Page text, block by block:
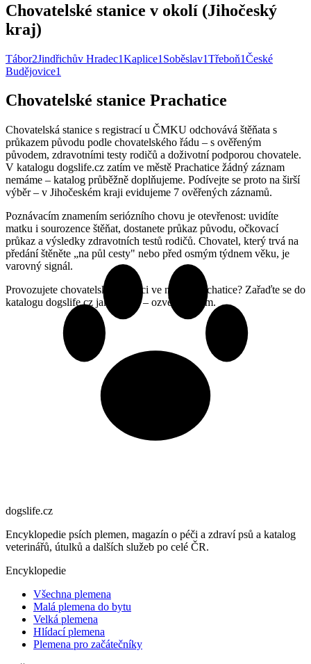
Chovatelské stanice v okolí (Jihočeský
kraj)
Tábor2Jindřichův Hradec1Kaplice1 Soběslav1Třeboň1České
Budějovice1
Chovatelské stanice Prachatice
Chovatelská stanice s registrací u ČMKU odchovává štěňata s
průkazem původu podle chovatelského řádu – s ověřeným
původem, zdravotními testy rodičů a doživotní podporou chovatele.
V katalogu dogslife.cz zatím ve městě Prachatice žádný záznam
nemáme – katalog průběžně doplňujeme. Podívejte se proto na širší
výběr – v Jihočeském kraji evidujeme 7 ověřených záznamů.
Poznávacím znamením seriózního chovu je otevřenost: uvidíte
matku i sourozence štěňat, dostanete průkaz původu, očkovací
průkaz a výsledky zdravotních testů rodičů. Chovatel, který trvá na
předání štěněte „na půl cesty" nebo před osmým týdnem věku, je
varovný signál.
Provozujete chovatelskou stanici ve městě Prachatice? Zařaďte se do
katalogu dogslife.cz jako první – ozvěte se nám.
dogslife.cz
Encyklopedie psích plemen, magazín o péči a zdraví psů a katalog
veterinářů, útulků a dalších služeb po celé ČR.
Encyklopedie
Všechna plemena
Malá plemena do bytu
Velká plemena
Hlídací plemena
Plemena pro začátečníky